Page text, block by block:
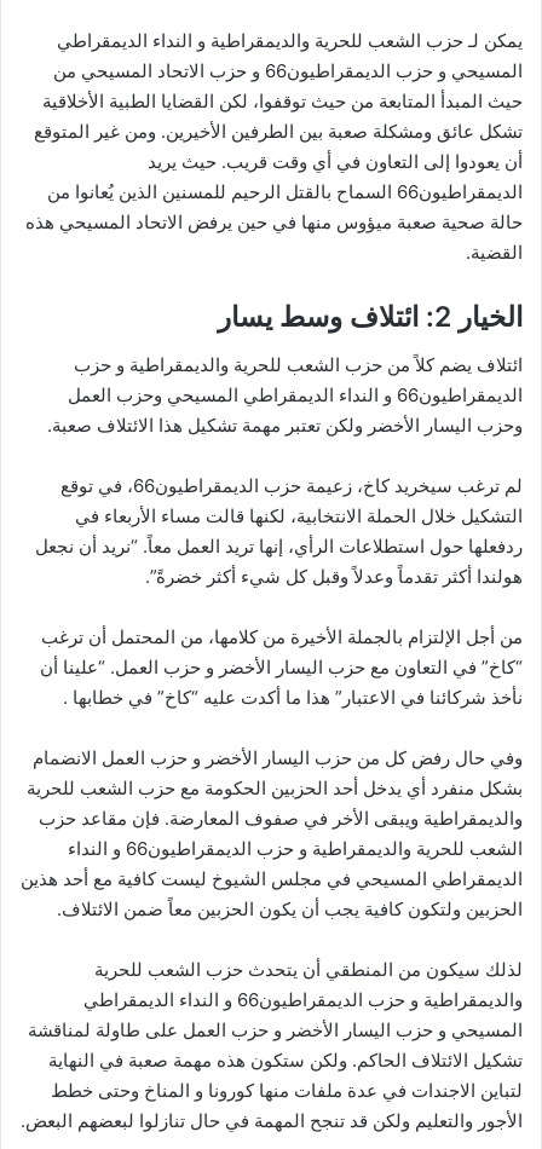
يمكن لـ حزب الشعب للحرية والديمقراطية و النداء الديمقراطي
المسيحي و حزب الديمقراطيون66 و حزب الاتحاد المسيحي من
حيث المبدأ المتابعة من حيث توقفوا، لكن القضايا الطبية الأخلاقية
تشكل عائق ومشكلة صعبة بين الطرفين الأخيرين. ومن غير المتوقع
أن يعودوا إلى التعاون في أي وقت قريب. حيث يريد
الديمقراطيون66 السماح بالقتل الرحيم للمسنين الذين يُعانوا من
حالة صحية صعبة ميؤوس منها في حين يرفض الاتحاد المسيحي هذه
القضية.
الخيار 2: ائتلاف وسط يسار
ائتلاف يضم كلاً من حزب الشعب للحرية والديمقراطية و حزب
الديمقراطيون66 و النداء الديمقراطي المسيحي وحزب العمل
وحزب اليسار الأخضر ولكن تعتبر مهمة تشكيل هذا الائتلاف صعبة.
لم ترغب سيخريد كاخ، زعيمة حزب الديمقراطيون66، في توقع
التشكيل خلال الحملة الانتخابية، لكنها قالت مساء الأربعاء في
ردفعلها حول استطلاعات الرأي، إنها تريد العمل معاً. “نريد أن نجعل
هولندا أكثر تقدماً وعدلاً وقبل كل شيء أكثر خضرةً”.
من أجل الإلتزام بالجملة الأخيرة من كلامها، من المحتمل أن ترغب
“كاخ” في التعاون مع حزب اليسار الأخضر و حزب العمل. “علينا أن
نأخذ شركائنا في الاعتبار” هذا ما أكدت عليه “كاخ” في خطابها .
وفي حال رفض كل من حزب اليسار الأخضر و حزب العمل الانضمام
بشكل منفرد أي يدخل أحد الحزبين الحكومة مع حزب الشعب للحرية
والديمقراطية ويبقى الأخر في صفوف المعارضة. فإن مقاعد حزب
الشعب للحرية والديمقراطية و حزب الديمقراطيون66 و النداء
الديمقراطي المسيحي في مجلس الشيوخ ليست كافية مع أحد هذين
الحزبين ولتكون كافية يجب أن يكون الحزبين معاً ضمن الائتلاف.
لذلك سيكون من المنطقي أن يتحدث حزب الشعب للحرية
والديمقراطية و حزب الديمقراطيون66 و النداء الديمقراطي
المسيحي و حزب اليسار الأخضر و حزب العمل على طاولة لمناقشة
تشكيل الائتلاف الحاكم. ولكن ستكون هذه مهمة صعبة في النهاية
لتباين الاجندات في عدة ملفات منها كورونا و المناخ وحتى خطط
الأجور والتعليم ولكن قد تنجح المهمة في حال تنازلوا لبعضهم البعض.